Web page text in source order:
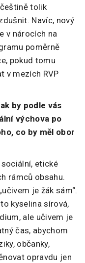
tolik
Navíc, nový
v nárocích na
poměrně
pokud tomu
v mezích RVP
by podle vás
výchova po
co by měl obor
etické
rámců obsahu.
je žák sám“.
kyselina sírová,
ale učivem je
čas, abychom
občanky,
opravdu jen